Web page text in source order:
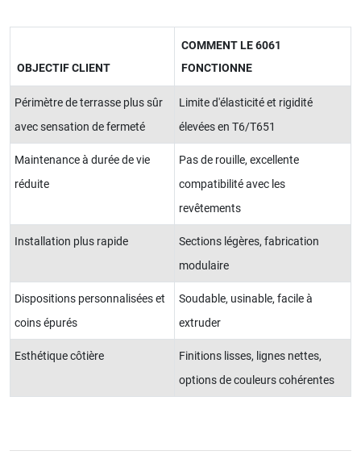
OBJECTIF CLIENT
COMMENT LE 6061
FONCTIONNE
Périmètre de terrasse plus sûr
avec sensation de fermeté
Limite d'élasticité et rigidité
élevées en T6/T651
Maintenance à durée de vie
réduite
Pas de rouille, excellente
compatibilité avec les
revêtements
Installation plus rapide
Sections légères, fabrication
modulaire
Dispositions personnalisées et
coins épurés
Soudable, usinable, facile à
extruder
Esthétique côtière
Finitions lisses, lignes nettes,
options de couleurs cohérentes